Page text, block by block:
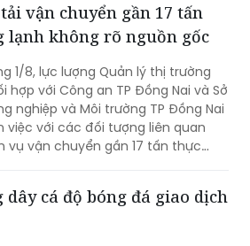
hóa đơn.
vận chuyển gần 17 tấn
lạnh không rõ nguồn gốc
1/8, lực lượng Quản lý thị trường
hợp với Công an TP Đồng Nai và Sở
nghiệp và Môi trường TP Đồng Nai
việc với các đối tượng liên quan
vụ vận chuyển gần 17 tấn thực
cá độ bóng đá giao dịch